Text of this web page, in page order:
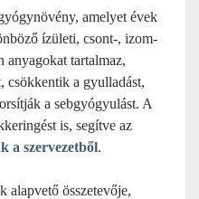
amelyet évek
ízületi, csont-, izom-
anyagokat tartalmaz,
, csökkentik a gyulladást,
a sebgyógyulást. A
is, segítve az
a szervezetből.
alapvető összetevője,